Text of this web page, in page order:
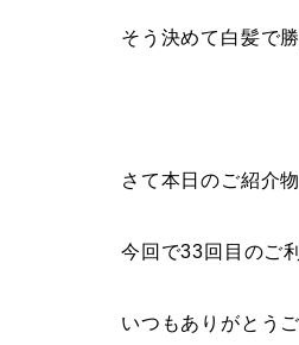
そう決めて白髪で
さて本日のご紹介
今回で33回目のご
いつもありがとう